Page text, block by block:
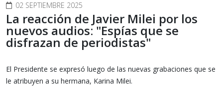
02 SEPTIEMBRE 2025
La reacción de Javier Milei por los
nuevos audios: "Espías que se
disfrazan de periodistas"
El Presidente se expresó luego de las nuevas grabaciones que se
le atribuyen a su hermana, Karina Milei.